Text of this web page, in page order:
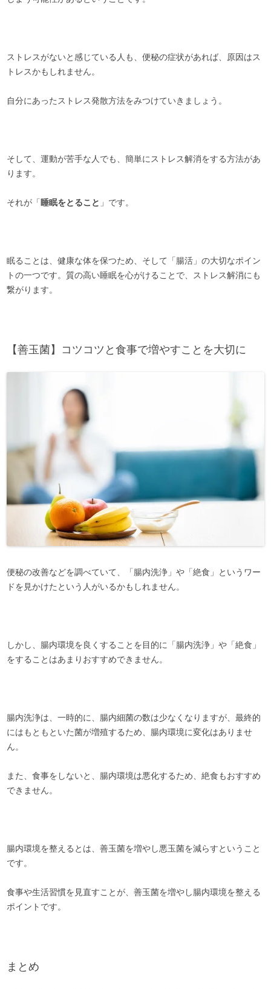
ストレスがないと感じている人も、便秘の症状があれば、原因はス
トレスかもしれません。
自分にあったストレス発散方法をみつけていきましょう。
そして、運動が苦手な人でも、簡単にストレス解消をする方法があ
ります。
それが「睡眠をとること 」です。
眠ることは、健康な体を保つため、そして「腸活」の大切なポイン
トの一つです。質の高い睡眠を心がけることで、ストレス解消にも
繋がります。
【善玉菌】コツコツと食事で増やすことを大切に
便秘の改善などを調べていて、「腸内洗浄」や「絶食」というワー
ドを見かけたという人がいるかもしれません。
しかし、腸内環境を良くすることを目的に「腸内洗浄」や「絶食」
をすることはあまりおすすめできません。
腸内洗浄は、一時的に、腸内細菌の数は少なくなりますが、最終的
にはもともといた菌が増殖するため、腸内環境に変化はありませ
ん。
また、食事をしないと、腸内環境は悪化するため、絶食もおすすめ
できません。
腸内環境を整えるとは、善玉菌を増やし悪玉菌を減らすということ
です。
食事や生活習慣を見直すことが、善玉菌を増やし腸内環境を整える
ポイントです。
まとめ